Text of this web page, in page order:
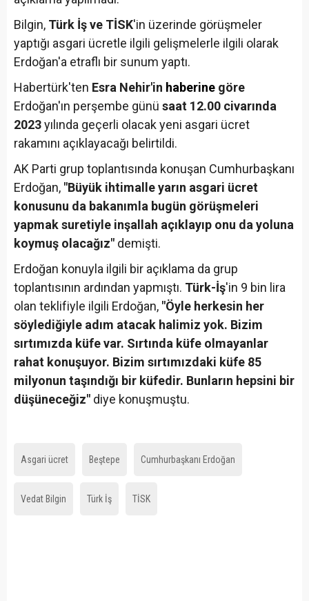
Bilgin, Türk İş ve TİSK'in üzerinde görüşmeler
yaptığı asgari ücretle ilgili gelişmelerle ilgili olarak
Erdoğan'a etraflı bir sunum yaptı.
Habertürk'ten Esra Nehir'in haberine göre
Erdoğan'ın perşembe günü saat 12.00 civarında
2023yılında geçerli olacak yeni asgari ücret
rakamını açıklayacağı belirtildi.
AK Parti grup toplantısında konuşan Cumhurbaşkanı
Erdoğan, "Büyük ihtimalle yarın asgari ücret
konusunu da bakanımla bugün görüşmeleri
yapmak suretiyle inşallah açıklayıp onu da yoluna
koymuş olacağız" demişti.
Erdoğan konuyla ilgili bir açıklama da grup
toplantısının ardından yapmıştı. Türk-İş'in 9 bin lira
olan teklifiyle ilgili Erdoğan, "Öyle herkesin her
söylediğiyle adım atacak halimiz yok. Bizim
sırtımızda küfe var. Sırtında küfe olmayanlar
rahat konuşuyor. Bizim sırtımızdaki küfe 85
milyonun taşındığı bir küfedir. Bunların hepsini bir
düşüneceğiz" diye konuşmuştu.
Asgari ücret Beştepe Cumhurbaşkanı Erdoğan
Vedat Bilgin Türk İş TİSK